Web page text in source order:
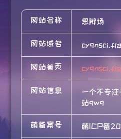
网站名称 思辨场
网站域名
网站首页
网站信息
一个不专
站qwq
萌备案号 萌ICP备